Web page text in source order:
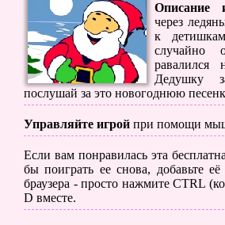
Описание
через
к
случайно
равалился
Дедушку
послушай за это новогоднюю
Управляйте игрой при помощи
Если вам понравилась эта
бы поиграть ее снова, добавьте
браузера - просто нажмите CTRL
D вместе.